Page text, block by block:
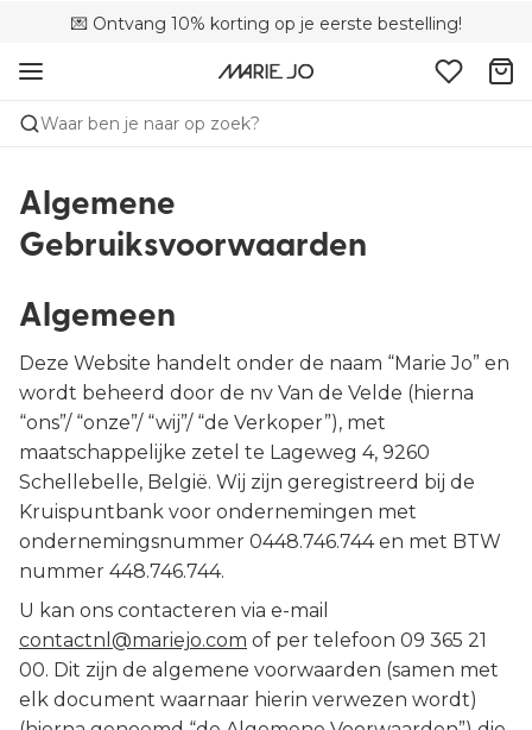
💌 Ontvang 10% korting op je eerste bestelling!
🚚 Gratis bezorging boven €90
🌍 Verkocht in 353 boetieks in België
Waar ben je naar op zoek?
Algemene
Gebruiksvoorwaarden
Algemeen
Deze Website handelt onder de naam “Marie Jo” en
wordt beheerd door de nv Van de Velde (hierna
“ons”/ “onze”/ “wij”/ “de Verkoper”), met
maatschappelijke zetel te Lageweg 4, 9260
Schellebelle, België. Wij zijn geregistreerd bij de
Kruispuntbank voor ondernemingen met
ondernemingsnummer 0448.746.744 en met BTW
nummer 448.746.744.
U kan ons contacteren via e-mail
contactnl@mariejo.com of per telefoon 09 365 21
00. Dit zijn de algemene voorwaarden (samen met
elk document waarnaar hierin verwezen wordt)